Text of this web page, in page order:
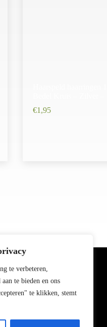
te verbeteren,
te bieden en ons
te klikken, stemt
€1,95
& petten